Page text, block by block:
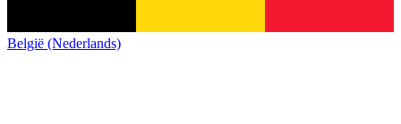
België (Nederlands)